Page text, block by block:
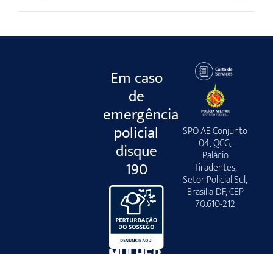
Em caso
de
emergência
policial
disque
190
SPO AE Conjunto
04, QCG,
Palácio
Tiradentes,
Setor Policial Sul,
Brasília-DF, CEP
70.610-212